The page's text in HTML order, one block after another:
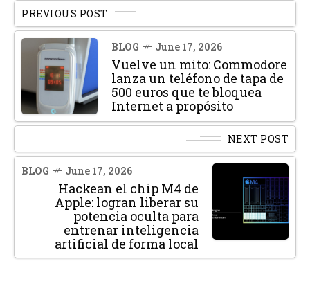
PREVIOUS POST
BLOG June 17, 2026
Vuelve un mito: Commodore
lanza un teléfono de tapa de
500 euros que te bloquea
Internet a propósito
NEXT POST
BLOG June 17, 2026
Hackean el chip M4 de
Apple: logran liberar su
potencia oculta para
entrenar inteligencia
artificial de forma local